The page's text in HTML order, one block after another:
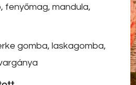
fenyőmag, mandula,
gomba, laskagomba,